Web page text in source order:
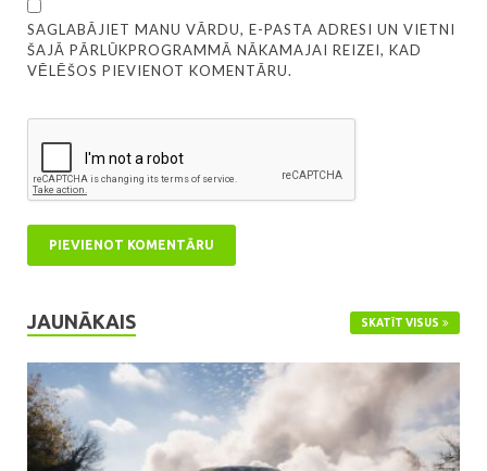
SAGLABĀJIET MANU VĀRDU, E-PASTA ADRESI UN VIETNI
ŠAJĀ PĀRLŪKPROGRAMMĀ NĀKAMAJAI REIZEI, KAD
VĒLĒŠOS PIEVIENOT KOMENTĀRU.
JAUNĀKAIS SKATĪT VISUS